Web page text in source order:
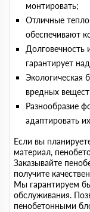
монтировать;
Отличные
обеспечивают
Долговечность
гарантирует
Экологическая
вредных
Разнообразие
адаптировать
Если вы
материал,
Заказывайте
получите
Мы гарантируем
обслуживания.
пенобетонными